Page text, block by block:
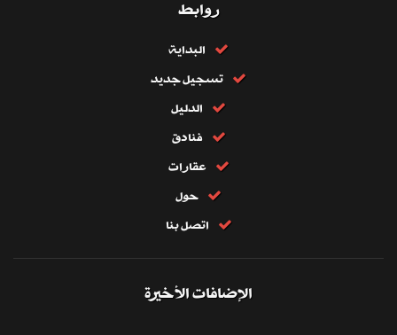
روابط
البداية
تسجيل جديد
الدليل
فنادق
عقارات
حول
اتصل بنا
الإضافات الأخيرة